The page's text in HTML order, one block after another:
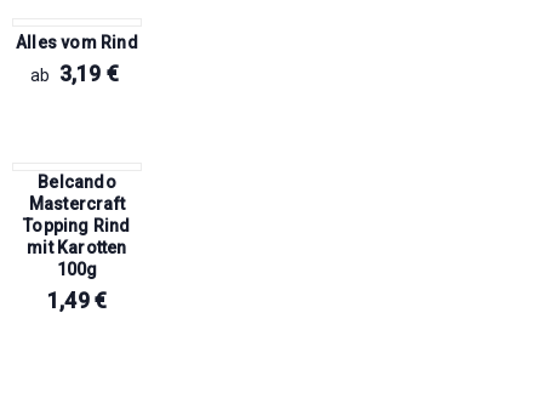
Alles vom Rind
ab
3,19 €
Belcando
Mastercraft
Topping Rind
mit Karotten
100g
1,49€